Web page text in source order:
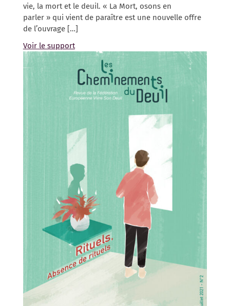
vie, la mort et le deuil. « La Mort, osons en
parler » qui vient de paraître est une nouvelle offre
de l’ouvrage […]
Voir le support